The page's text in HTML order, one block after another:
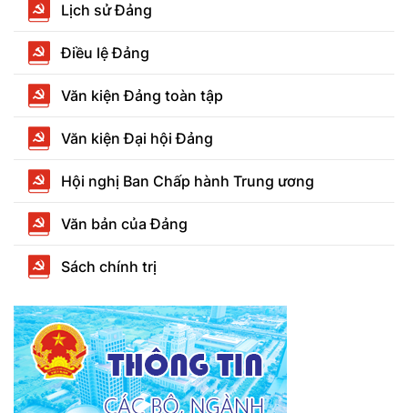
Lịch sử Đảng
Điều lệ Đảng
Văn kiện Đảng toàn tập
Văn kiện Đại hội Đảng
Hội nghị Ban Chấp hành Trung ương
Văn bản của Đảng
Sách chính trị